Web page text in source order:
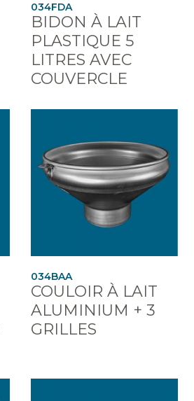
034FDA
BIDON À LAIT
PLASTIQUE 5
LITRES AVEC
COUVERCLE
034BAA
COULOIR À LAIT
ALUMINIUM + 3
GRILLES